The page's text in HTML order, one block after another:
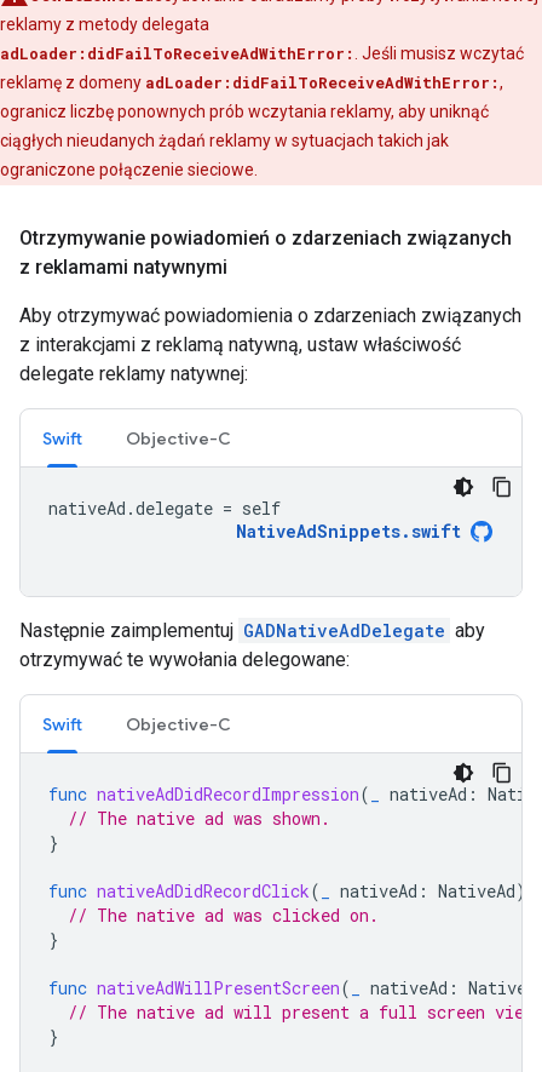
reklamy z metody delegata
adLoader:didFailToReceiveAdWithError: . Jeśli musisz wczytać
reklamę z domeny adLoader:didFailToReceiveAdWithError:,
ogranicz liczbę ponownych prób wczytania reklamy, aby uniknąć
ciągłych nieudanych żądań reklamy w sytuacjach takich jak
ograniczone połączenie sieciowe.
Otrzymywanie powiadomień o zdarzeniach związanych
z reklamami natywnymi
Aby otrzymywać powiadomienia o zdarzeniach związanych
z interakcjami z reklamą natywną, ustaw właściwość
delegate reklamy natywnej:
Swift Objective-C
nativeAd .delegate = self
NativeAdSnippets.swift
Następnie zaimplementuj GADNativeAdDelegate aby
otrzymywać te wywołania delegowane:
Swift Objective-C
func nativeAdDidRecordImpression( nativeAd :
// The native ad was shown.
}
func nativeAdDidRecordClick( nativeAd : NativeAd)
// The native ad was clicked on.
}
func nativeAdWillPresentScreen( nativeAd :
// The native ad will present a full screen view.
}